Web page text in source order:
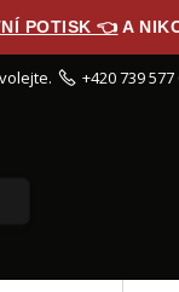
POTISK 👈 A
+420 739 577